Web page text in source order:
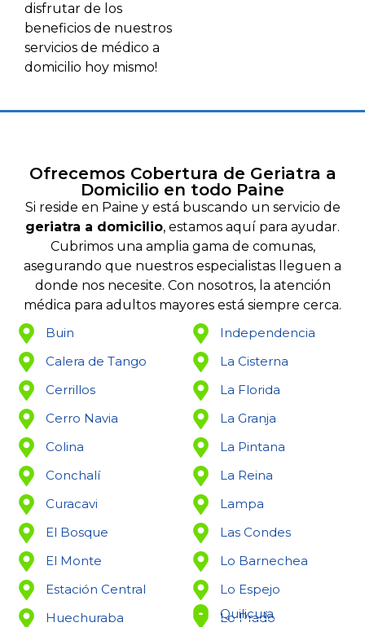
disfrutar de los
beneficios de nuestros
servicios de médico a
domicilio hoy mismo!
Ofrecemos Cobertura de Geriatra a
Domicilio en todo Paine
Si reside en Paine y está buscando un servicio de
geriatra a domicilio, estamos aquí para ayudar.
Cubrimos una amplia gama de comunas,
asegurando que nuestros especialistas lleguen a
donde nos necesite. Con nosotros, la atención
médica para adultos mayores está siempre cerca.
Buin
Calera de Tango
Cerrillos
Cerro Navia
Colina
Conchalí
Curacavi
El Bosque
El Monte
Estación Central
Huechuraba
Independencia
La Cisterna
La Florida
La Granja
La Pintana
La Reina
Lampa
Las Condes
Lo Barnechea
Lo Espejo
Lo Prado
Quilicura